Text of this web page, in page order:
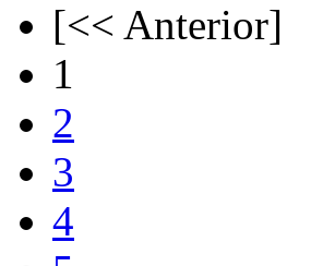
[<< Anterior]
1
2
3
4